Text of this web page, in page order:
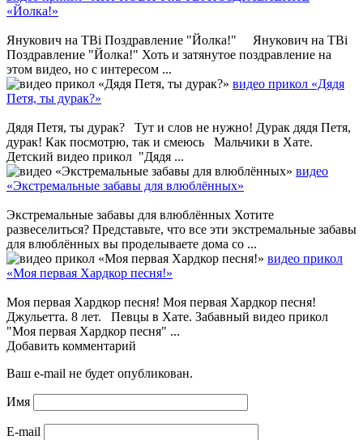
«Йолка!»
Янукович на ТВі Поздравление "Йолка!" Янукович на ТВі
Поздравление "Йолка!" Хоть и затянутое поздравление на
этом видео, но с интересом ...
видео прикол «Дядя
Петя, ты дурак?»
Дядя Петя, ты дурак? Тут и слов не нужно! Дурак дядя Петя,
дурак! Как посмотрю, так и смеюсь Мальчики в Хате.
Детский видео прикол "Дядя ...
видео
«Экстремальные забавы для влюблённых»
Экстремальные забавы для влюблённых Хотите
развеселиться? Представьте, что все эти экстремальные забавы
для влюблённых вы проделываете дома со ...
видео прикол
«Моя первая Хардкор песня!»
Моя первая Хардкор песня! Моя первая Хардкор песня!
Джульетта. 8 лет. Певцы в Хате. Забавный видео прикол
"Моя первая Хардкор песня" ...
Добавить комментарий
Ваш e-mail не будет опубликован.
Имя
E-mail